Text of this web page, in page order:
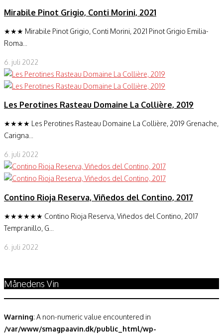
Mirabile Pinot Grigio, Conti Morini, 2021
★★★ Mirabile Pinot Grigio, Conti Morini, 2021 Pinot Grigio Emilia-
Roma...
6. juli 2022
Les Perotines Rasteau Domaine La Collière, 2019
★★★★ Les Perotines Rasteau Domaine La Collière, 2019 Grenache,
Carigna...
6. juli 2022
Contino Rioja Reserva, Viñedos del Contino, 2017
★★★★★★ Contino Rioja Reserva, Viñedos del Contino, 2017
Tempranillo, G...
6. juli 2022
Månedens Vin
Warning: A non-numeric value encountered in
/var/www/smagpaavin.dk/public_html/wp-